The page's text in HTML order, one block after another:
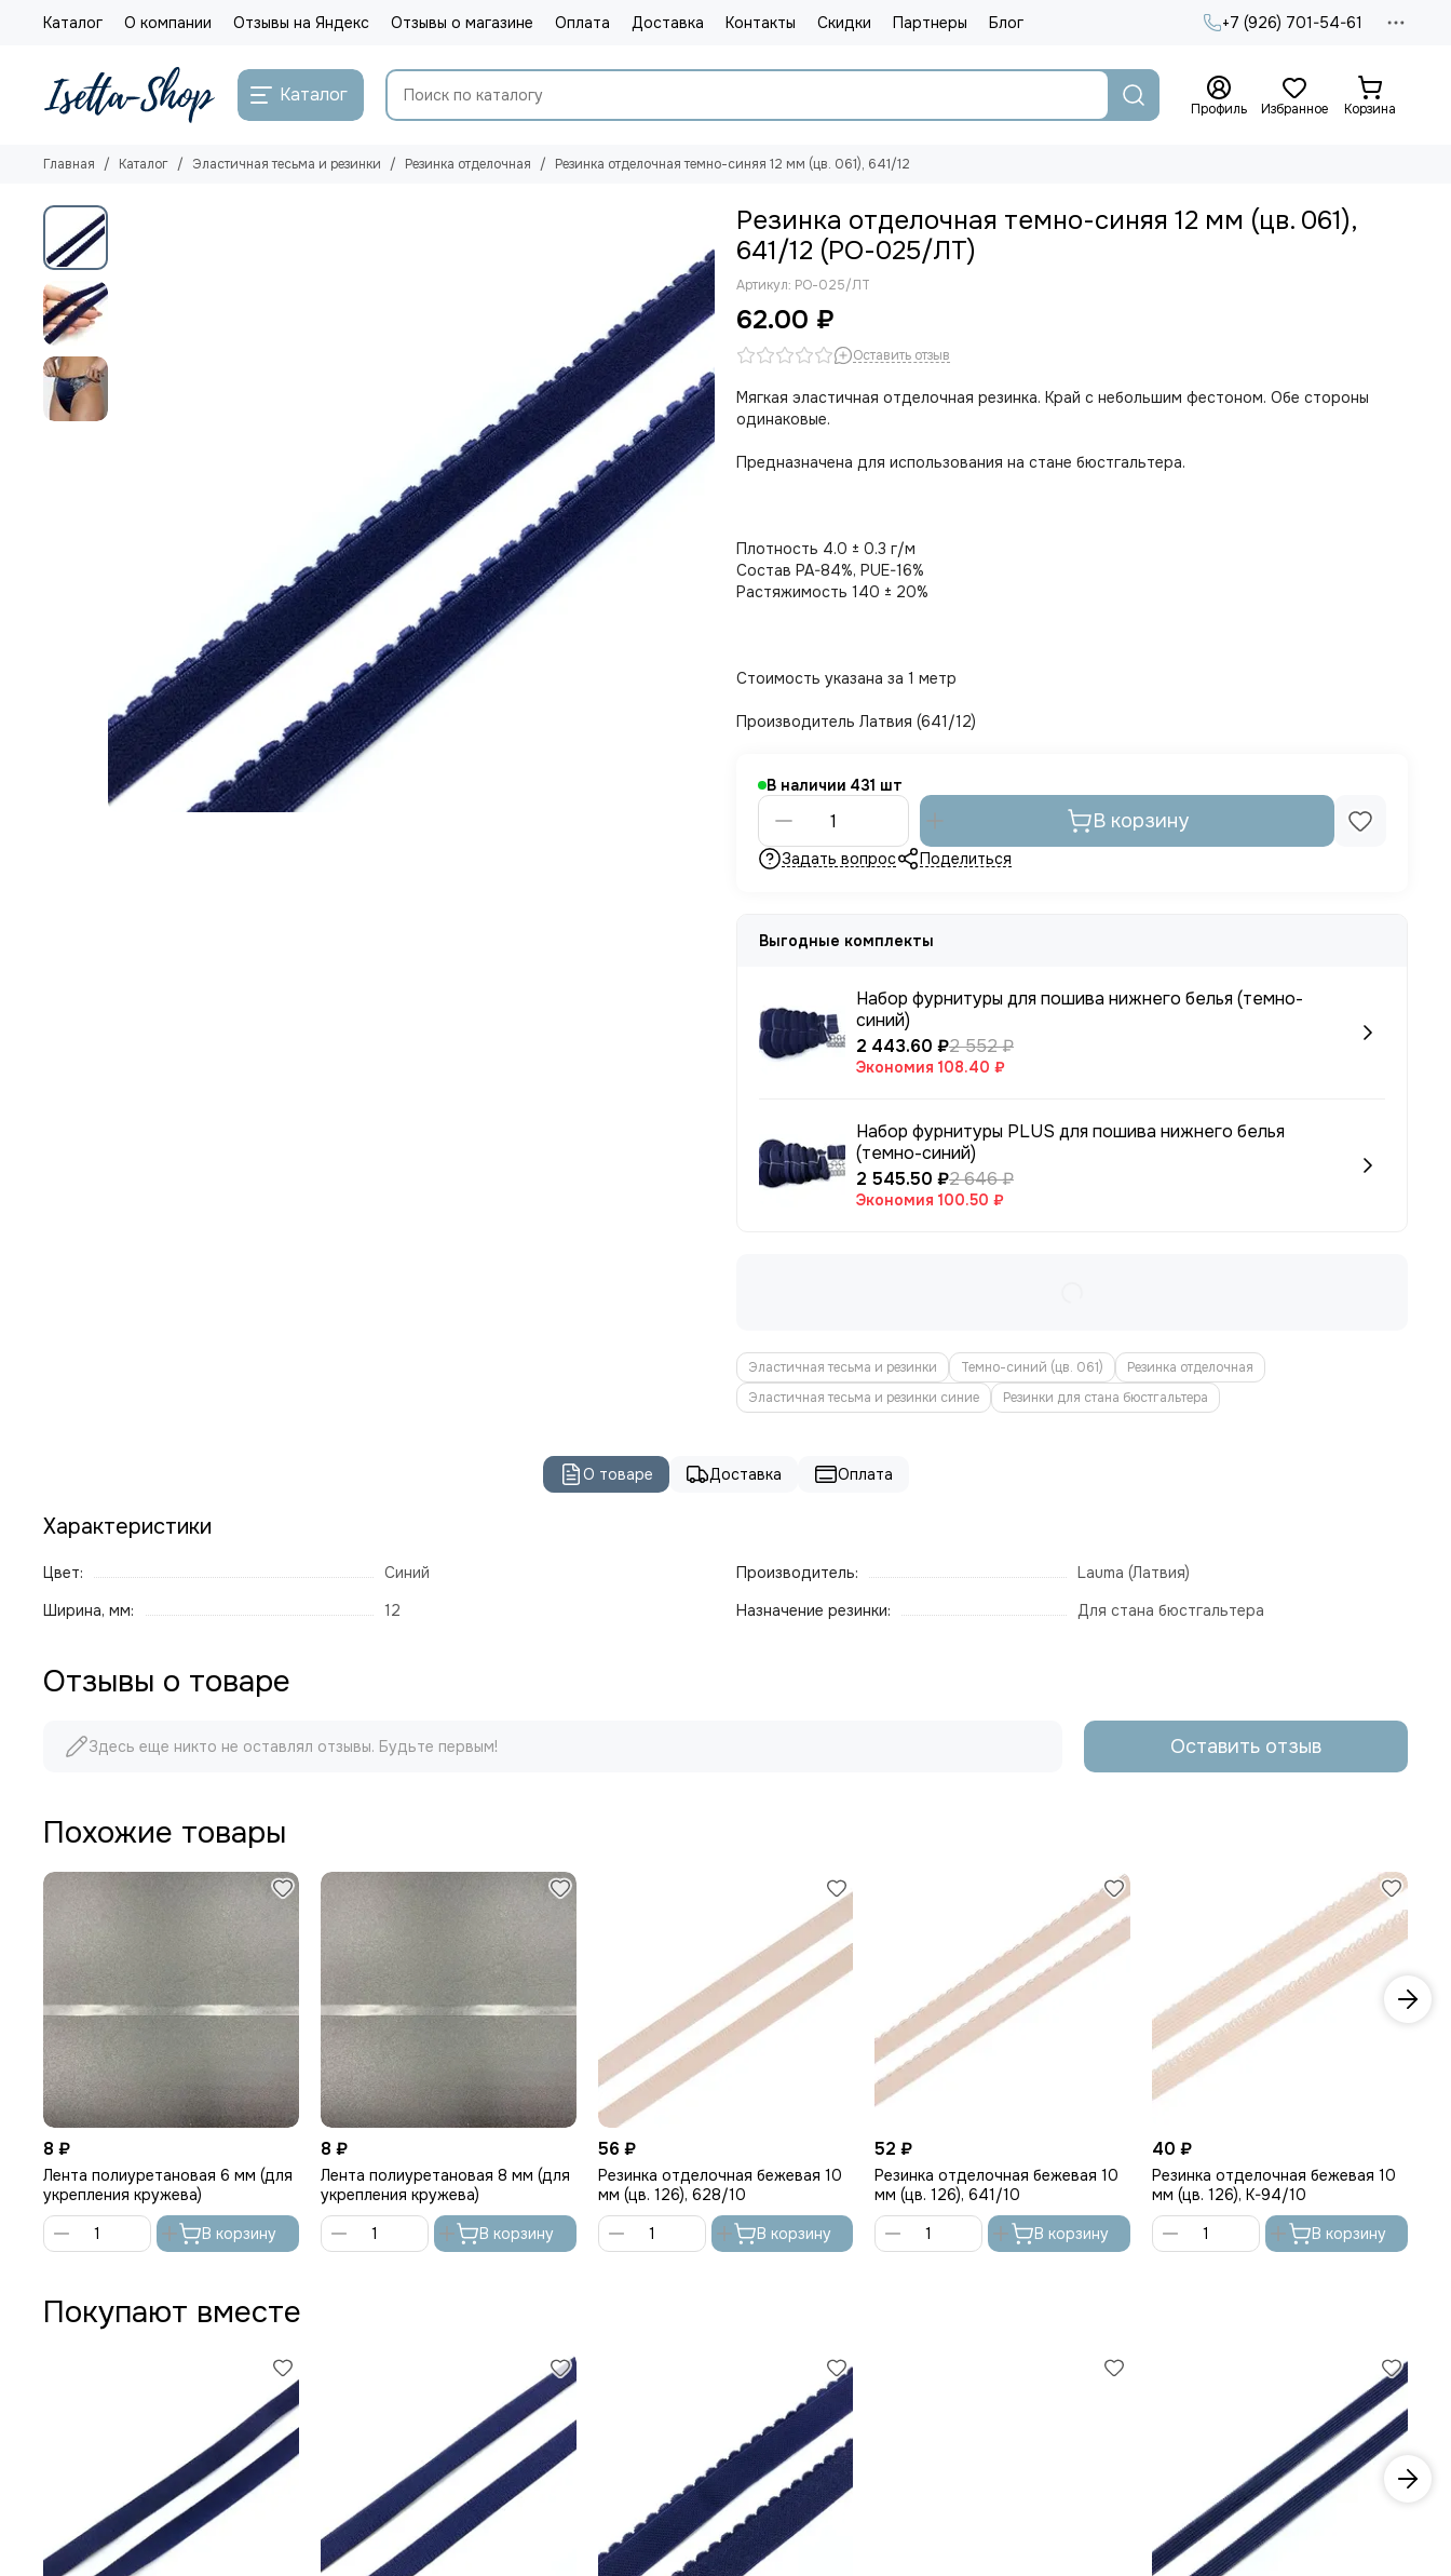
Каталог О компании Отзывы на Яндекс Отзывы о магазине Оплата Доставка Контакты Скидки Партнеры Блог +7 (926) 701-54-61
Каталог
Профиль Избранное Корзина
Главная Каталог Эластичная тесьма и резинки Резинка отделочная Резинка отделочная темно-синяя 12 мм (цв. 061), 641/12
Резинка отделочная темно-синяя 12 мм (цв. 061),
641/12 (РО-025/ЛТ)
Артикул: РО-025/ЛТ
62.00 ₽
Оставить отзыв
Мягкая эластичная отделочная резинка. Край с небольшим фестоном. Обе стороны
одинаковые.
Предназначена для использования на стане бюстгальтера.
Плотность 4.0 ± 0.3 г/м
Состав PA-84%, PUE-16%
Растяжимость 140 ± 20%
Стоимость указана за 1 метр
Производитель Латвия (641/12)
В наличии 431
В корзину
Задать вопрос Поделиться
Выгодные комплекты
Набор фурнитуры для пошива нижнего белья (темно-
синий)
2 443.60 ₽2 552 ₽
Экономия 108.40 ₽
Набор фурнитуры PLUS для пошива нижнего белья
(темно-синий)
2 545.50 ₽2 646 ₽
Экономия 100.50 ₽
Эластичная тесьма и резинки Темно-синий (цв. 061)
Резинка отделочная
Эластичная тесьма и резинки синие
Резинки для стана бюстгальтера
О товаре Доставка Оплата
Характеристики
Цвет:
Синий
Ширина, мм:
12
Производитель:
Lauma (Латвия)
Назначение резинки:
Для стана бюстгальтера
Отзывы о товаре
Здесь еще никто не оставлял отзывы. Будьте первым! Оставить отзыв
Похожие товары
8 ₽
Лента полиуретановая 6 мм (для
укрепления кружева)
В корзину
8 ₽
Лента полиуретановая 8 мм (для
укрепления кружева)
В корзину
56 ₽
Резинка отделочная бежевая 10
мм (цв. 126), 628/10
В корзину
52 ₽
Резинка отделочная бежевая 10
мм (цв. 126), 641/10
В корзину
40 ₽
Резинка отделочная бежевая 10
мм (цв. 126), K-94/10
В корзину
Покупают вместе